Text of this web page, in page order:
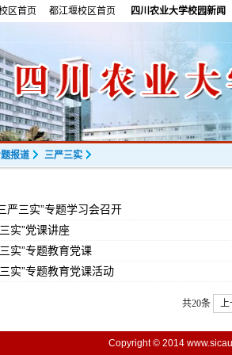
区首页 都江堰校区首页 四川农业大学校园新闻
报道 三严三实
严三实”专题学习会召开
实”党课讲座
实”专题教育党课
实”专题教育党课活动
共20条 上
Copyright © 2014